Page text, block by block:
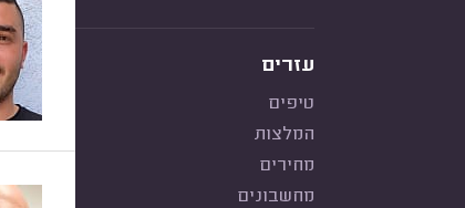
עזרים
טיפים
המלצות
מחירים
מחשבונים